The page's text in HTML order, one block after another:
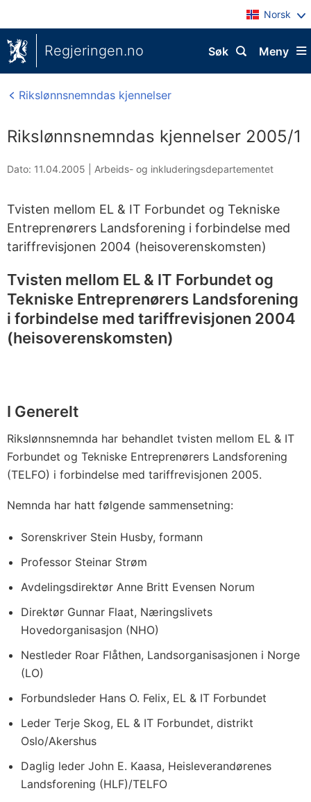
Norsk
Regjeringen.no Meny
Søk
Rikslønnsnemndas kjennelser
Rikslønnsnemndas kjennelser 2005/1
Dato: 11.04.2005 Arbeids- og inkluderingsdepartementet
Tvisten mellom EL & IT Forbundet og Tekniske
Entreprenørers Landsforening i forbindelse med
tariffrevisjonen 2004 (heisoverenskomsten)
Tvisten mellom EL & IT Forbundet og
Tekniske Entreprenørers Landsforening
i forbindelse med tariffrevisjonen 2004
(heisoverenskomsten)
I Generelt
Rikslønnsnemnda har behandlet tvisten mellom EL & IT
Forbundet og Tekniske Entreprenørers Landsforening
(TELFO) i forbindelse med tariffrevisjonen 2005.
Nemnda har hatt følgende sammensetning:
Sorenskriver Stein Husby, formann
Professor Steinar Strøm
Avdelingsdirektør Anne Britt Evensen Norum
Direktør Gunnar Flaat, Næringslivets
Hovedorganisasjon (NHO)
Nestleder Roar Flåthen, Landsorganisasjonen i Norge
(LO)
Forbundsleder Hans O. Felix, EL & IT Forbundet
Leder Terje Skog, EL & IT Forbundet, distrikt
Oslo/Akershus
Daglig leder John E. Kaasa, Heisleverandørenes
Landsforening (HLF)/TELFO